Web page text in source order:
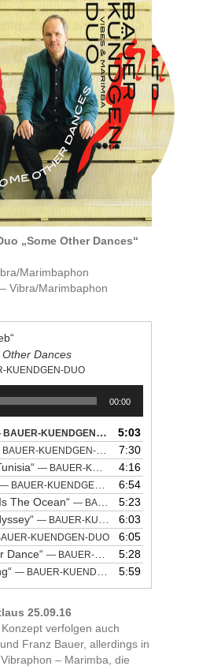
„Some Other Dances“
Marimbaphon
Vibra/Marimbaphon
Dances
KUENDGEN-DUO
00:00
KUENDGEN-DUO
5:03
KUENDGEN-DUO
7:30
— BAUER-KUENDGEN-DUO
4:16
— BAUER-KUENDGEN-DUO
6:54
The Ocean“ — BAUER-KUENDGEN-DUO
5:23
— BAUER-KUENDGEN-DUO
6:03
KUENDGEN-DUO
6:05
Dance“ — BAUER-KUENDGEN-DUO
5:28
— BAUER-KUENDGEN-DUO 5:59
25.09.16
Konzept verfolgen auch
Franz Bauer, allerdings in
– Marimba, die